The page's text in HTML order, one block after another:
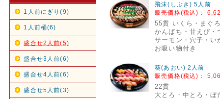
1人前にぎり(9)
1人前桶(6)
盛合せ2人前(5)
盛合せ3人前(6)
盛合せ4人前(6)
盛合せ5人前(3)
飛沫(しぶき) 5人前
販売価格(税込)：
55貫 いくら・まぐ
かんぱち・甘えび・
サーモン・穴子・い
お吸い物付き
葵(あおい) 2人前
販売価格(税込)：
22貫
大とろ・中とろ・